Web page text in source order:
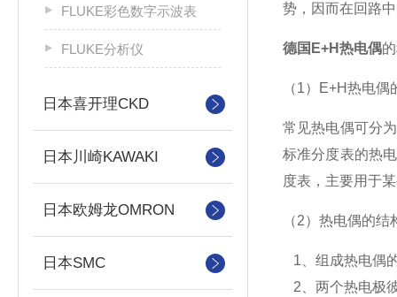
FLUKE彩色数字示波表
FLUKE分析仪
日本喜开理CKD
日本川崎KAWAKI
日本欧姆龙OMRON
日本SMC
势，因而在回路
德国E+H热电偶
（1）E+H热电偶
常见热电偶可分
标准分度表的热
度表，主要用于
（2）热电偶的
1、组成热电偶
2、两个热电极